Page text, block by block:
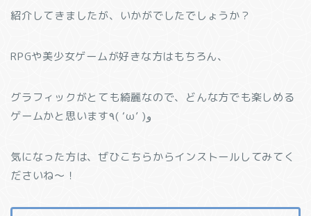
紹介してきましたが、いかがでしたでしょうか？
RPGや美少女ゲームが好きな方はもちろん、
グラフィックがとても綺麗なので、どんな方でも楽しめる
ゲームかと思います٩( ‘ω’ )و
気になった方は、ぜひこちらからインストールしてみてく
ださいね〜！